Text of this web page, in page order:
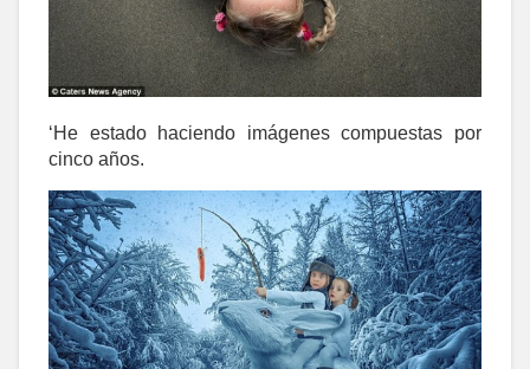
‘He estado haciendo imágenes compuestas por
cinco años.